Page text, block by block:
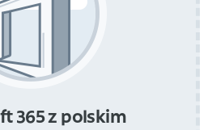
365 z polskim